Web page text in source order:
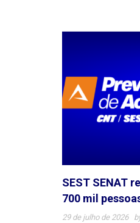
SEST SENAT
700 mil
29 de julho de 2026